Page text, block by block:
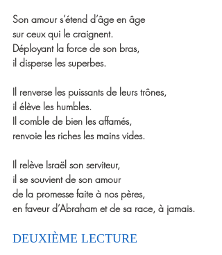
Son amour s’étend d’âge en âge
sur ceux qui le craignent.
Déployant la force de son bras,
il disperse les superbes.
Il renverse les puissants de leurs trônes,
il élève les humbles.
Il comble de bien les affamés,
renvoie les riches les mains vides.
Il relève Israël son serviteur,
il se souvient de son amour
de la promesse faite à nos pères,
en faveur d’Abraham et de sa race, à jamais.
DEUXIÈME LECTURE